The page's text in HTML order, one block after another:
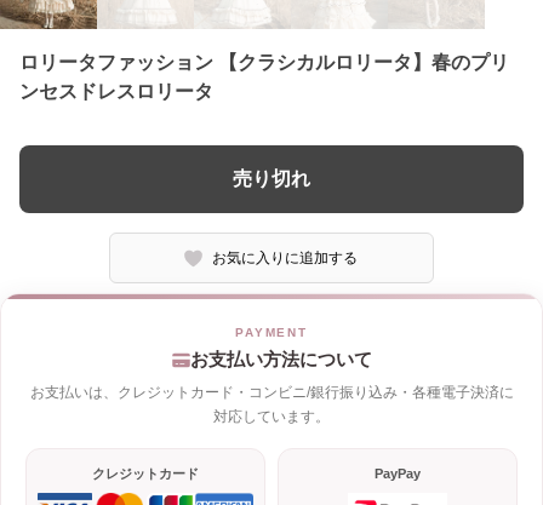
ロリータファッション 【クラシカルロリータ】春のプリ
ンセスドレスロリータ
売り切れ
お気に入りに追加する
お支払い方法について
お支払いは、クレジットカード・コンビニ/銀行振り込み・各種電子決済に
対応しています。
クレジットカード PayPay